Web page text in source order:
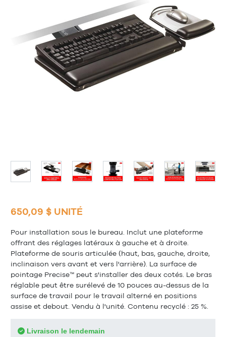
650,09 $ UNITÉ
Pour installation sous le bureau. Inclut une plateforme
offrant des réglages latéraux à gauche et à droite.
Plateforme de souris articulée (haut, bas, gauche, droite,
inclinaison vers avant et vers l'arrière). La surface de
pointage Precise™ peut s'installer des deux cotés. Le bras
réglable peut être surélevé de 10 pouces au-dessus de la
surface de travail pour le travail alterné en positions
assise et debout. Vendu à l'unité. Contenu recyclé : 25 %.
Livraison le lendemain